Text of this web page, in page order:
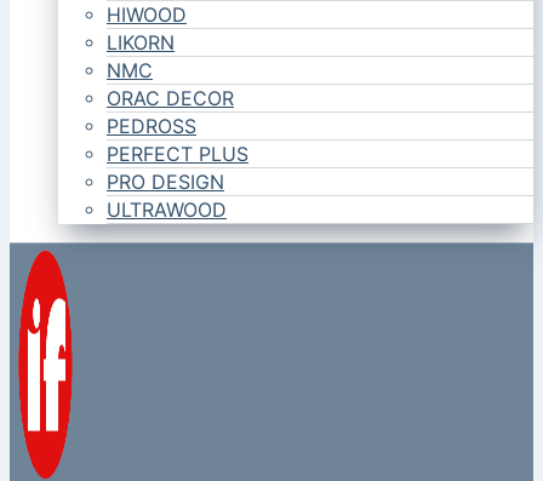
HIWOOD
LIKORN
NMC
ORAC DECOR
PEDROSS
PERFECT PLUS
PRO DESIGN
ULTRAWOOD